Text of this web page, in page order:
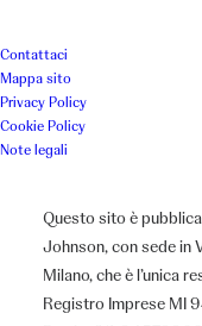
Contattaci
Mappa sito
Privacy Policy
Cookie Policy
Note legali
Questo sito è
Johnson, con sede in
Milano, che è l’unica
Registro Imprese MI